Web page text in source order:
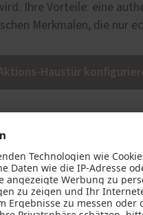
Ihre Vorteile: eine
Merkmalen, die nur
AM 04300
Tiefschwarz